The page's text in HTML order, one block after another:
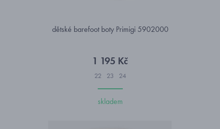
dětské barefoot boty Primigi 5902000
1 195 Kč
22 23 24
skladem